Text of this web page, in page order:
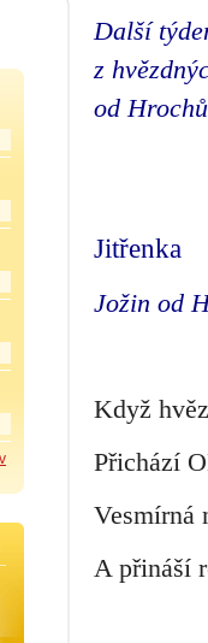
Další
z
od
Jitřenka
Jožin od
Když
Přichází
Vesmírná
A přináší